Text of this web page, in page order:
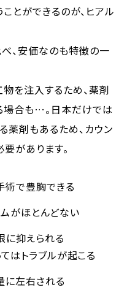
とができるのが、ヒアル
、安価なのも特徴の一
物を注入するため、薬剤
場合も…。日本だけでは
薬剤もあるため、カウン
があります。
術で豊胸できる
がほとんどない
に抑えられる
はトラブルが起こる
に左右される